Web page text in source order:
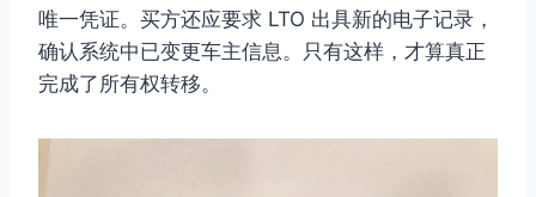
唯一凭证。买方还应要求 LTO 出具新的电子记录，
确认系统中已变更车主信息。只有这样，才算真正
完成了所有权转移。